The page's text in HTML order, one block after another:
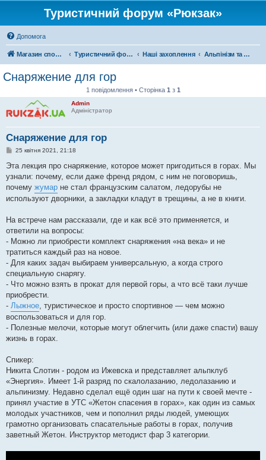
Туристичний форум «Рюкзак»
Допомога
Магазин спорядження Туристичний форум «Рюкзак» Наші захоплення Альпінізм та скелелазіння
Снаряжение для гор
1 повідомлення • Сторінка 1 з 1
Admin
Адміністратор
Снаряжение для гор
П
в
д
о
л
н
я
25 квітня 2021, 21:18
Эта лекция про снаряжение, которое может пригодиться в горах. Мы
узнали: почему, если даже френд рядом, с ним не поговоришь,
почему жумар не стал французским салатом, ледорубы не
используют дворники, а закладки кладут в трещины, а не в книги.
На встрече нам рассказали, где и как всё это применяется, и
ответили на вопросы:
- Можно ли приобрести комплект снаряжения «на века» и не
тратиться каждый раз на новое.
- Для каких задач выбираем универсальную, а когда строго
специальную снарягу.
- Что можно взять в прокат для первой горы, а что всё таки лучше
приобрести.
- Лыжное, туристическое и просто спортивное — чем можно
воспользоваться и для гор.
- Полезные мелочи, которые могут облегчить (или даже спасти) вашу
жизнь в горах.
Спикер:
Никита Слотин - родом из Ижевска и представляет альпклуб
«Энергия». Имеет 1-й разряд по скалолазанию, ледолазанию и
альпинизму. Недавно сделал ещё один шаг на пути к своей мечте -
принял участие в УТС «Жетон спасения в горах», как один из самых
молодых участников, чем и пополнил ряды людей, умеющих
грамотно организовать спасательные работы в горах, получив
заветный Жетон. Инструктор методист фар 3 категории.